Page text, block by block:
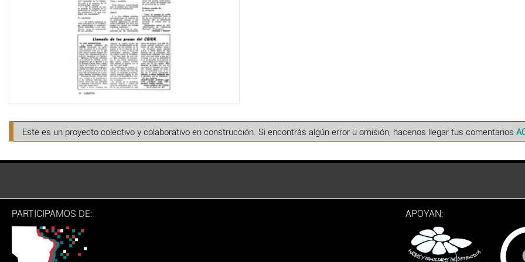
Este es un proyecto colectivo y colaborativo en construcción. Si encontrás algún error u omisión, hacenos llegar tus comentarios
PARTICIPAMOS DE: APOYAN: